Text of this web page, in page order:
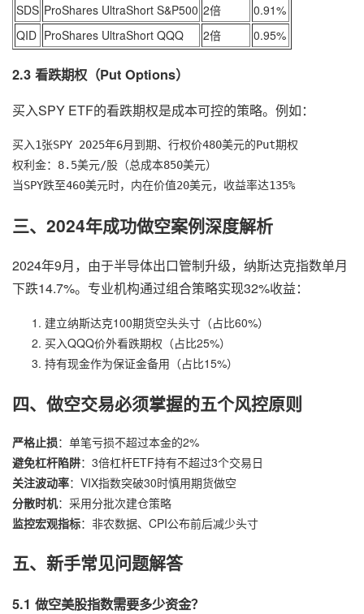
SDS ProShares UltraShort S&P500 2倍
0.91%
QID ProShares UltraShort QQQ 2倍 0.95%
2.3 看跌期权（Put Options）
买入SPY ETF的看跌期权是成本可控的策略。例如：
买入1张SPY 2025年6月到期、行权价480美元的Put期权
权利金：8.5美元/股（总成本850美元）
三、2024年成功做空案例深度解析
2024年9月，由于半导体出口管制升级，纳斯达克指数单月
下跌14.7%。专业机构通过组合策略实现32%收益：
建立纳斯达克100期货空头头寸（占比60%）
买入QQQ价外看跌期权（占比25%）
持有现金作为保证金备用（占比15%）
四、做空交易必须掌握的五个风控原则
严格止损：单笔亏损不超过本金的2%
避免杠杆陷阱：3倍杠杆ETF持有不超过3个交易日
关注波动率：VIX指数突破30时慎用期货做空
分散时机：采用分批次建仓策略
监控宏观指标：非农数据、CPI公布前后减少头寸
五、新手常见问题解答
5.1 做空美股指数需要多少资金？